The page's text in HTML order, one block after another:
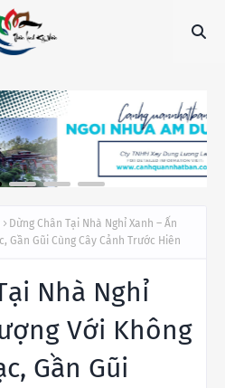
Dừng Chân Tại Nhà Nghỉ Xanh – Ấn
Gần Gũi Cùng Cây Cảnh Trước Hiên
Nhà Nghỉ
Với Không
Gần Gũi